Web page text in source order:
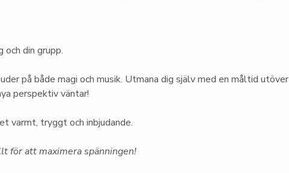
och din grupp.
på både magi och musik. Utmana dig själv med en måltid utöver
perspektiv väntar!
varmt, tryggt och inbjudande.
för att maximera spänningen!